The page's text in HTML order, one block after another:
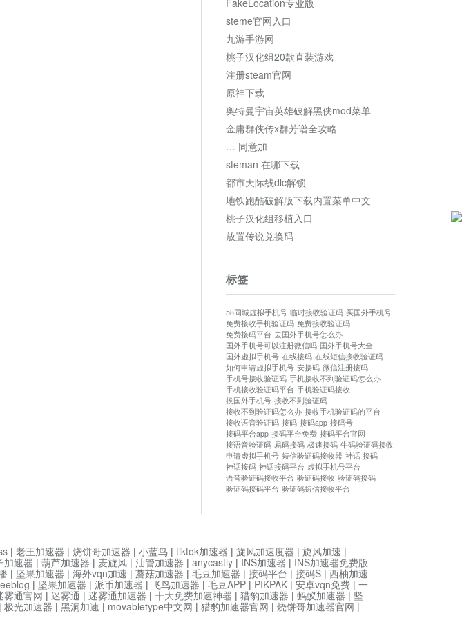
FakeLocation专业版
steme官网入口
九游手游网
桃子汉化组20款直装游戏
注册steam官网
原神下载
奥特曼宇宙英雄破解黑侠mod菜单
金庸群侠传x群芳谱全攻略
… 同意加
steman 在哪下载
都市天际线dlc解锁
地铁跑酷破解版下载内置菜单中文
桃子汉化组移植入口
放置传说兑换码
标签
58同城虚拟手机号 临时接收验证码 买国外手机号
免费接收手机验证码 免费接收验证码
免费接码平台 去国外手机号怎么办
国外手机号可以注册微信吗 国外手机号大全
国外虚拟手机号 在线接码 在线短信接收验证码
如何申请虚拟手机号 安接码 微信注册接码
手机号接收验证码 手机接收不到验证码怎么办
手机接收验证码平台 手机验证码接收
拔国外手机号 接收不到验证码
接收不到验证码怎么办 接收手机验证码的平台
接收语音验证码 接码 接码app 接码号
接码平台app 接码平台免费 接码平台官网
接语音验证码 易码接码 极速接码 牛码验证码接收
申请虚拟手机号 短信验证码接收器 神话 接码
神话接码 神话接码平台 虚拟手机号平台
语音验证码接收平台 验证码接收 验证码接码
验证码接码平台 验证码短信接收平台
| 老王加速器 | 烧饼哥加速器 | 小蓝鸟 | tiktok加速器 | 旋风加速度器 | 旋风加速 |
加速器 | 葫芦加速器 | 麦旋风 | 油管加速器 | anycastly | INS加速器 | INS加速器免费版
| 坚果加速器 | 海外vqn加速 | 蘑菇加速器 | 毛豆加速器 | 接码平台 | 接码S | 西柚加速
| 坚果加速器 | 派币加速器 | 飞鸟加速器 | 毛豆APP | PIKPAK | 安卓vqn免费 | 一
雾通官网 | 迷雾通 | 迷雾通加速器 | 十大免费加速神器 | 猎豹加速器 | 蚂蚁加速器 | 坚
| 极光加速器 | 黑洞加速 | movabletype中文网 | 猎豹加速器官网 | 烧饼哥加速器官网 |